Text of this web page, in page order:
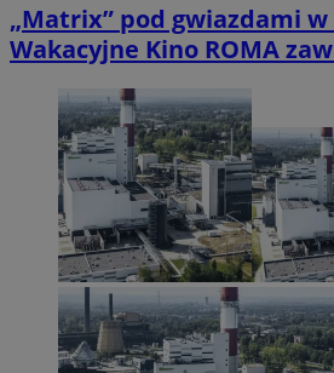
„Matrix” pod gwiazdami w
Wakacyjne Kino ROMA